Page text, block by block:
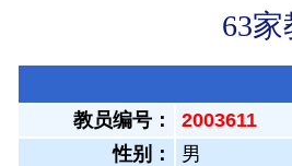
63
教员编号： 2003611
性别：
男